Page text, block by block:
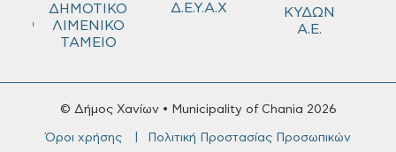
ΔΗΜΟΤΙΚΟ
ΛΙΜΕΝΙΚΟ
ΤΑΜΕΙΟ
Δ.Ε.Υ.Α.Χ
ΚΥΔΩΝ
Α.Ε.
© Δήμος Χανίων • Municipality of Chania 2026
Όροι χρήσης Πολιτική Προστασίας Προσωπικών